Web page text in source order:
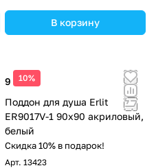
В корзину
10%
9 420 ₽
Поддон для душа Erlit
ER9017V-1 90х90 акриловый,
белый
Скидка 10% в подарок!
Арт. 13423